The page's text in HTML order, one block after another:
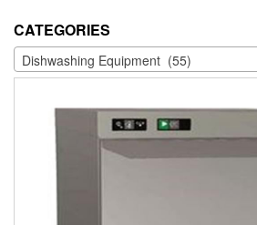
CATEGORIES
Dishwashing Equipment (55)